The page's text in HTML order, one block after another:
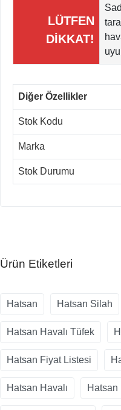
LÜTFEN
DİKKAT!
Diğer Özellikler
Stok Kodu
Marka
Stok Durumu
Ürün Etiketleri
Hatsan Hatsan Silah
Hatsan Havalı Tüfek
Hatsan Fiyat Listesi
Hatsan Havalı Hatsan